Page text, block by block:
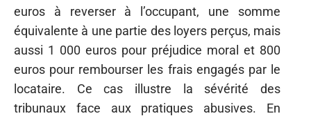
euros à reverser à l’occupant, une somme
équivalente à une partie des loyers perçus, mais
aussi 1 000 euros pour préjudice moral et 800
euros pour rembourser les frais engagés par le
locataire. Ce cas illustre la sévérité des
tribunaux face aux pratiques abusives. En